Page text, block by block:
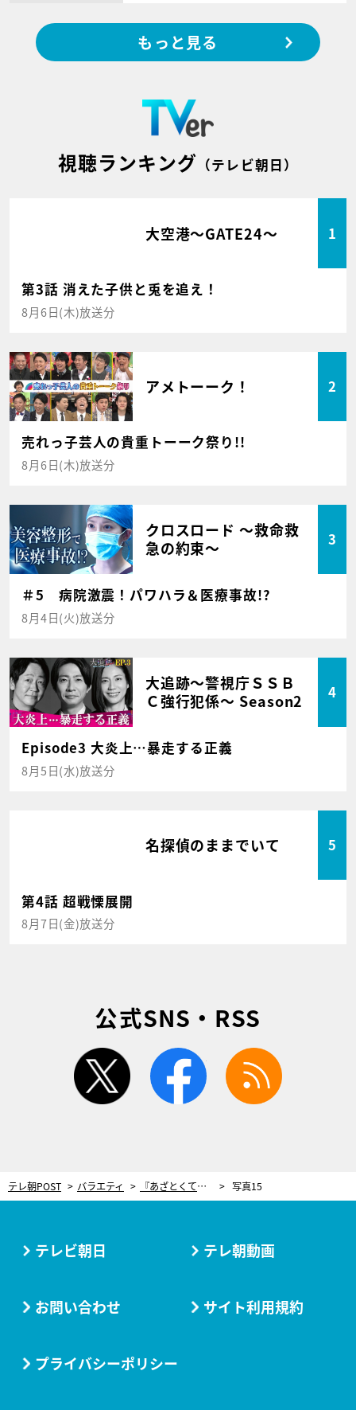
もっと見る
視聴ランキング （テレビ朝日）
大空港～GATE24～ 1
第3話 消えた子供と兎を追え！
8月6日(木)放送分
アメトーーク！ 2
売れっ子芸人の貴重トーーク祭り!!
8月6日(木)放送分
クロスロード ～救命救
急の約束～
3
＃5 病院激震！パワハラ＆医療事故!?
8月4日(火)放送分
大追跡～警視庁ＳＳＢ
Ｃ強行犯係～ Season2
4
Episode3 大炎上…暴走する正義
8月5日(水)放送分
名探偵のままでいて 5
第4話 超戦慄展開
8月7日(金)放送分
公式SNS・RSS
twitter facebook
テレ朝POST バラエティ 『あざとくて何が悪いの？』年越しSP！上戸彩、佐藤健らが集結…超豪華収録レポ＜写真25枚大公開＞ 写真15
テレビ朝日 テレ朝動画
お問い合わせ サイト利用規約
プライバシーポリシー